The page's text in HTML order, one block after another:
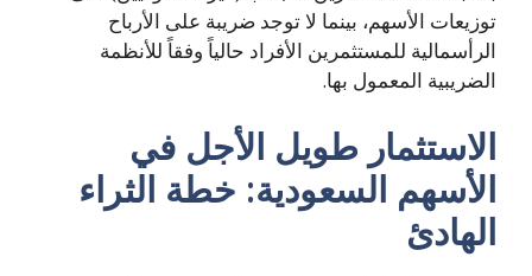
توزيعات الأسهم، بينما لا توجد ضريبة على الأرباح
الرأسمالية للمستثمرين الأفراد حالياً وفقاً للأنظمة
الضريبية المعمول بها.
الاستثمار طويل الأجل في
الأسهم السعودية: خطة الثراء
الهادئ